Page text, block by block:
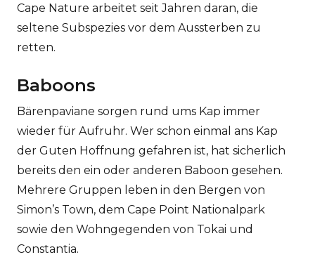
Cape Nature arbeitet seit Jahren daran, die
seltene Subspezies vor dem Aussterben zu
retten.
Baboons
Bärenpaviane sorgen rund ums Kap immer
wieder für Aufruhr. Wer schon einmal ans Kap
der Guten Hoffnung gefahren ist, hat sicherlich
bereits den ein oder anderen Baboon gesehen.
Mehrere Gruppen leben in den Bergen von
Simon’s Town, dem Cape Point Nationalpark
sowie den Wohngegenden von Tokai und
Constantia.